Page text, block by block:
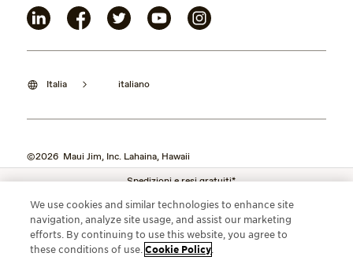
Spedizioni e resi gratuiti*
Italia italiano
©2026 Maui Jim, Inc. Lahaina, Hawaii
We use cookies and similar technologies to enhance site
navigation, analyze site usage, and assist our marketing
efforts. By continuing to use this website, you agree to
these conditions of use.Cookie Policy